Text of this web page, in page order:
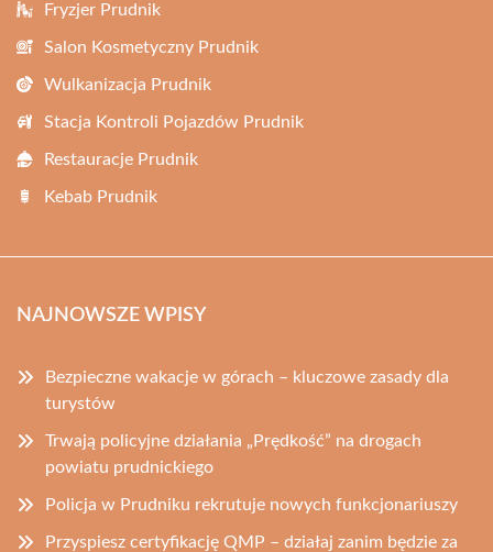
Fryzjer Prudnik
Salon Kosmetyczny Prudnik
Wulkanizacja Prudnik
Stacja Kontroli Pojazdów Prudnik
Restauracje Prudnik
Kebab Prudnik
NAJNOWSZE WPISY
Bezpieczne wakacje w górach – kluczowe zasady dla
turystów
Trwają policyjne działania „Prędkość” na drogach
powiatu prudnickiego
Policja w Prudniku rekrutuje nowych funkcjonariuszy
Przyspiesz certyfikację QMP – działaj zanim będzie za